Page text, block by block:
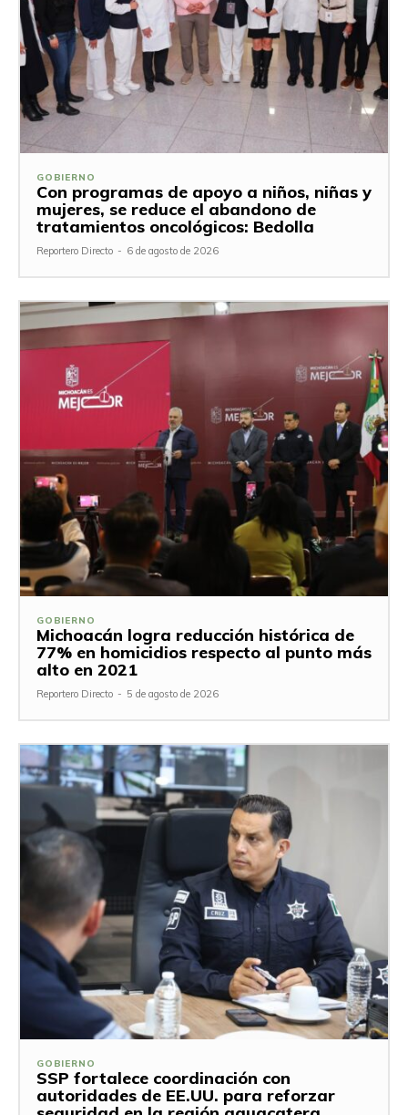
GOBIERNO
Con programas de apoyo a niños, niñas y
mujeres, se reduce el abandono de
tratamientos oncológicos: Bedolla
Reportero Directo - 6 de agosto de 2026
GOBIERNO
Michoacán logra reducción histórica de
77% en homicidios respecto al punto más
alto en 2021
Reportero Directo - 5 de agosto de 2026
GOBIERNO
SSP fortalece coordinación con
autoridades de EE.UU. para reforzar